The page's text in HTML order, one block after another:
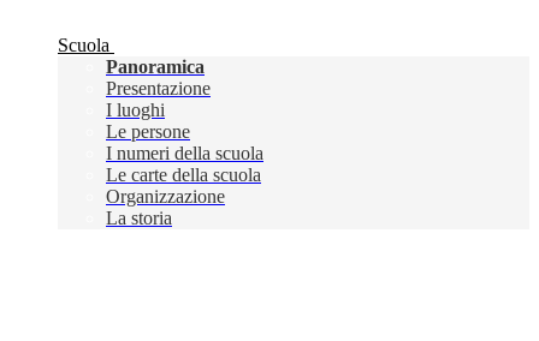
Scuola
Panoramica
Presentazione
I luoghi
Le persone
I numeri della scuola
Le carte della scuola
Organizzazione
La storia